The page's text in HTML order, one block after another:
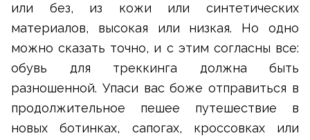
или без, из кожи или синтетических
материалов, высокая или низкая. Но одно
можно сказать точно, и с этим согласны все:
обувь для треккинга должна быть
разношенной. Упаси вас боже отправиться в
продолжительное пешее путешествие в
новых ботинках, сапогах, кроссовках или